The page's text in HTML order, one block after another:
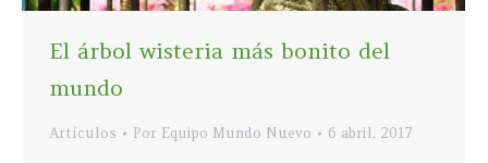
El árbol wisteria más bonito del
mundo
Artículos Por Equipo Mundo Nuevo 6 abril, 2017